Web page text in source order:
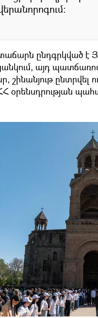
ընդգրկված է
այդ
շինանյութ ընտրվել
օրենսդրության